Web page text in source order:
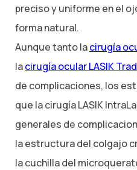
preciso y uniforme en el
forma natural.
Aunque tanto lacirugía
lacirugía ocular LASIK
de complicaciones, los
que la cirugía LASIK
generales de
la estructura del colgajo
la cuchilla del